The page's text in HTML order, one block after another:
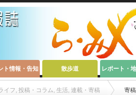
ト情報・告知 散歩道 レポート・
イフ , 投稿・コラム, 生活, 連載・寄稿 寄